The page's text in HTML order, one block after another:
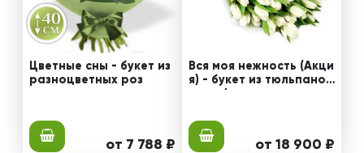
Цветные сны - букет из
разноцветных роз
от 7 788 ₽
Вся моя нежность (Акци
я) - букет из тюльпанов
от 18 900 ₽